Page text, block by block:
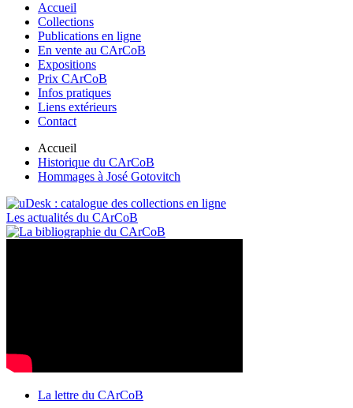
Accueil
Collections
Publications en ligne
En vente au CArCoB
Expositions
Prix CArCoB
Infos pratiques
Liens extérieurs
Contact
Accueil
Historique du CArCoB
Hommages à José Gotovitch
Les actualités du CArCoB
La lettre du CArCoB